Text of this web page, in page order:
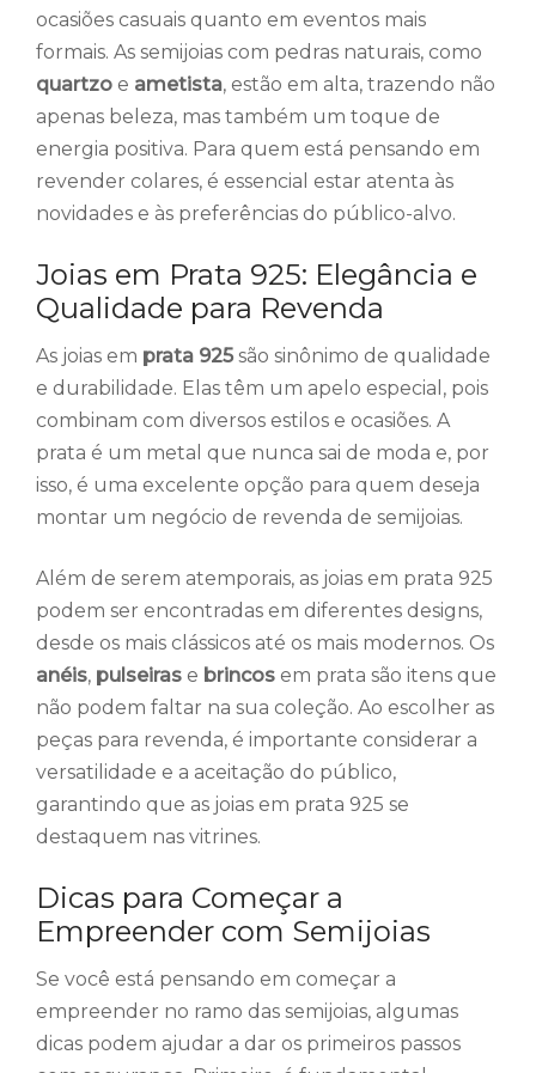
ocasiões casuais quanto em eventos mais
formais. As semijoias com pedras naturais, como
quartzo e ametista, estão em alta, trazendo não
apenas beleza, mas também um toque de
energia positiva. Para quem está pensando em
revender colares, é essencial estar atenta às
novidades e às preferências do público-alvo.
Joias em Prata 925: Elegância e
Qualidade para Revenda
As joias em prata 925 são sinônimo de qualidade
e durabilidade. Elas têm um apelo especial, pois
combinam com diversos estilos e ocasiões. A
prata é um metal que nunca sai de moda e, por
isso, é uma excelente opção para quem deseja
montar um negócio de revenda de semijoias.
Além de serem atemporais, as joias em prata 925
podem ser encontradas em diferentes designs,
desde os mais clássicos até os mais modernos. Os
anéis, pulseiras e brincos em prata são itens que
não podem faltar na sua coleção. Ao escolher as
peças para revenda, é importante considerar a
versatilidade e a aceitação do público,
garantindo que as joias em prata 925 se
destaquem nas vitrines.
Dicas para Começar a
Empreender com Semijoias
Se você está pensando em começar a
empreender no ramo das semijoias, algumas
dicas podem ajudar a dar os primeiros passos